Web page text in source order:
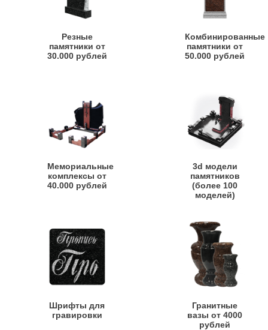
Резные
памятники от
30.000 рублей
Комбинированные
памятники от
50.000 рублей
Мемориальные
комплексы от
40.000 рублей
3d модели
памятников
(более 100
моделей)
Шрифты для
гравировки
Гранитные
вазы от 4000
рублей